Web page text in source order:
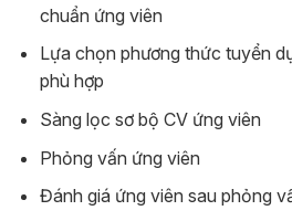
chuẩn ứng viên
Lựa chọn phương thức tuyển
phù hợp
Sàng lọc sơ bộ CV ứng viên
Phỏng vấn ứng viên
Đánh giá ứng viên sau phỏng